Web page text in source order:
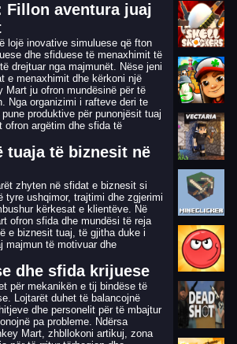
Fillon aventura juaj
lojë inovative simuluese që fton
dhe sfiduese të menaxhimit të
drejtuar nga majmunët. Nëse jeni
e menaxhimit dhe kërkoni një
Mart ju ofron mundësinë për të
Nga organizimi i rafteve deri te
produktive për punonjësit tuaj
ofron argëtim dhe sfida të
tuaja të biznesit në
zhyten në sfidat e biznesit si
tyre ushqimor, trajtimi dhe zgjerimi
kërkesat e klientëve. Në
ofron sfida dhe mundësi të reja
e biznesit tuaj, të gjitha duke i
majmun të motivuar dhe
dhe sfida krijuese
për mekanikën e tij bindëse të
Lojtarët duhet të balancojnë
dhe personelit për të mbajtur
pa probleme. Ndërsa
Mart, zhbllokoni artikuj, zona